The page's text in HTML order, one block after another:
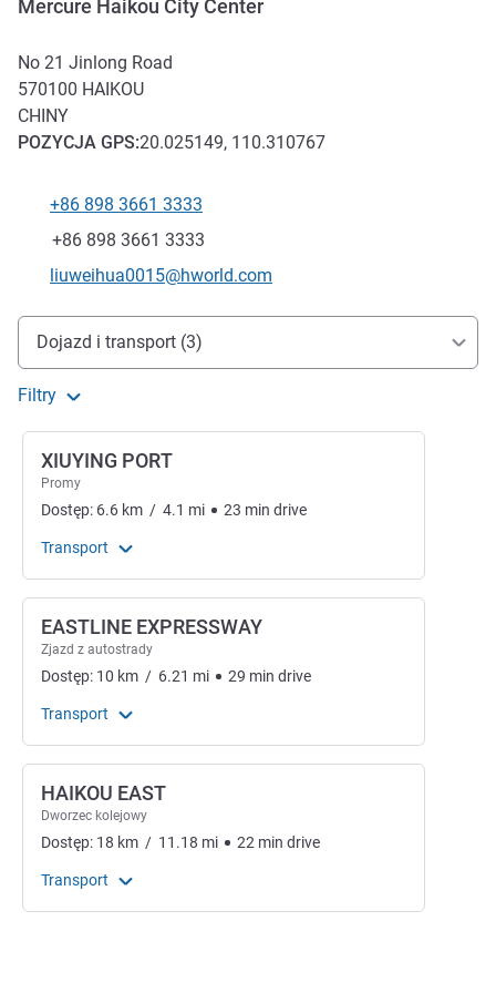
Mercure Haikou City Center
No 21 Jinlong Road
570100 HAIKOU
CHINY
POZYCJA GPS:20.025149, 110.310767
Telefon
+86 898 3661 3333
Faks
+86 898 3661 3333
Kontaktowy adres e-mail
liuweihua0015@hworld.com
Dojazd i transport
Dojazd i transport (3)
Filtry
XIUYING PORT
Promy
Dostęp: 6.6 km / 4.1 mi 23 min drive
Transport
EASTLINE EXPRESSWAY
Zjazd z autostrady
Dostęp: 10 km / 6.21 mi 29 min drive
Transport
HAIKOU EAST
Dworzec kolejowy
Dostęp: 18 km / 11.18 mi 22 min drive
Transport